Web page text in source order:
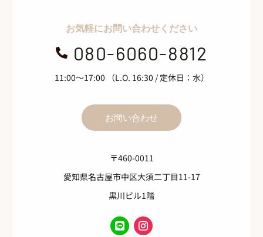
お気軽にお問い合わせください
 080-6060-8812
11:00～17:00 （L.O. 16:30 / 定休日：水）
お問い合わせ
〒460-0011
愛知県名古屋市中区大須二丁目11-17
黒川ビル1階